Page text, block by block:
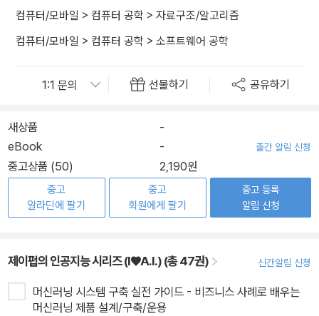
컴퓨터/모바일 > 컴퓨터 공학 > 자료구조/알고리즘
컴퓨터/모바일 > 컴퓨터 공학 > 소프트웨어 공학
선물하기 공유하기
새상품
-
eBook
- 출간 알림 신청
중고상품 (50) 2,190원
중고
알라딘에 팔기
중고
회원에게 팔기
중고 등록
알림 신청
제이펍의 인공지능 시리즈 (I♥A.I.) (총 47권) 신간알림 신청
머신러닝 시스템 구축 실전 가이드 - 비즈니스 사례로 배우는
머신러닝 제품 설계/구축/운용